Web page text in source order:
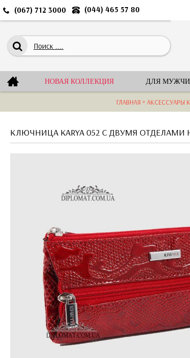
(067) 712 3000 (044) 465 57 80
НОВАЯ КОЛЛЕКЦИЯ ДЛЯ
ГЛАВНАЯ » АКСЕССУАРЫ
КЛЮЧНИЦА KARYA 052 С ДВУМЯ